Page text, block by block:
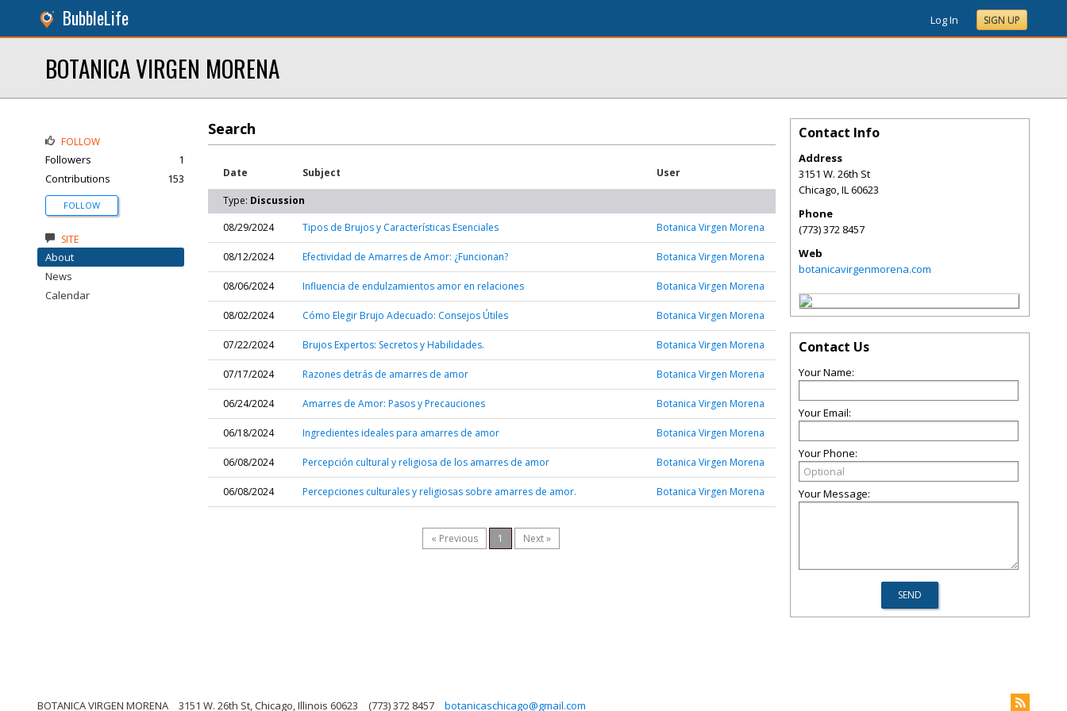
BubbleLife Log In SIGN UP
BOTANICA VIRGEN MORENA
Search
Date Subject User
Type: Discussion
08/29/2024
Tipos de Brujos y Características Esenciales Botanica Virgen Morena
08/12/2024 Efectividad de Amarres de Amor: ¿Funcionan? Botanica Virgen Morena
08/06/2024 Influencia de endulzamientos amor en relaciones Botanica Virgen Morena
08/02/2024 Cómo Elegir Brujo Adecuado: Consejos Útiles Botanica Virgen Morena
07/22/2024 Brujos Expertos: Secretos y Habilidades. Botanica Virgen Morena
07/17/2024 Razones detrás de amarres de amor Botanica Virgen Morena
06/24/2024 Amarres de Amor: Pasos y Precauciones Botanica Virgen Morena
06/18/2024 Ingredientes ideales para amarres de amor Botanica Virgen Morena
06/08/2024 Percepción cultural y religiosa de los amarres de amor Botanica Virgen Morena
06/08/2024 Percepciones culturales y religiosas sobre amarres de amor. Botanica Virgen Morena
« Previous 1 Next »
FOLLOW
Followers
1
Contributions
153
FOLLOW
SITE
About
News
Calendar
Contact Info
Address
3151 W. 26th St
Chicago,IL60623
Phone
(773) 372 8457
Web
botanicavirgenmorena.com
Contact Us
Your Name:
Your Email:
Your Phone:
Your Message:
BOTANICA VIRGEN MORENA 3151 W. 26th St, Chicago, Illinois 60623 (773) 372 8457 botanicaschicago@gmail.com